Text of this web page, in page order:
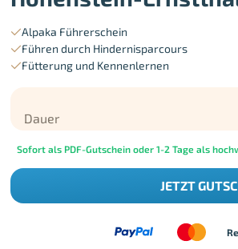
Alpaka Führerschein
Führen durch Hindernisparcours
Fütterung und Kennenlernen
Dauer
Sofort als PDF-Gutschein oder 1-2 Tage als
JETZT